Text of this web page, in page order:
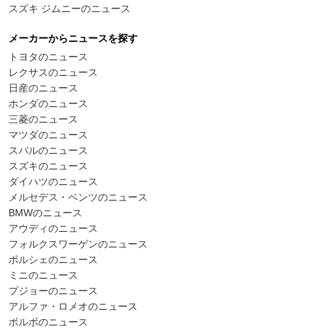
スズキ ジムニーのニュース
メーカーからニュースを探す
トヨタのニュース
レクサスのニュース
日産のニュース
ホンダのニュース
三菱のニュース
マツダのニュース
スバルのニュース
スズキのニュース
ダイハツのニュース
メルセデス・ベンツのニュース
BMWのニュース
アウディのニュース
フォルクスワーゲンのニュース
ポルシェのニュース
ミニのニュース
プジョーのニュース
アルファ・ロメオのニュース
ボルボのニュース